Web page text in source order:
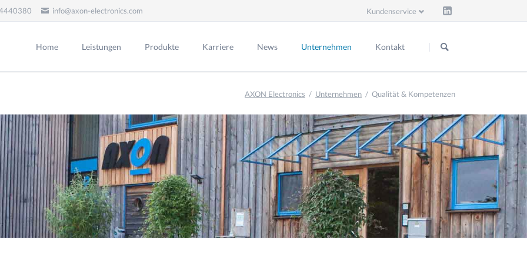
info@axon-electronics.com
Kundenservice
überspringen
Home Leistungen
Beschaffung
Bestückung
SMD-Bestückung
THT-Bestückung
Reinigung
Montage
Endkontrolle
Produkte Karriere News
Stellenangebote
Downloads
Unternehmen
Team
Nachhaltigkeit
Partner & Netzwerk
Kontakt
Impressum
Datenschutz
AXON Electronics Unternehmen Qualität & Kompetenzen